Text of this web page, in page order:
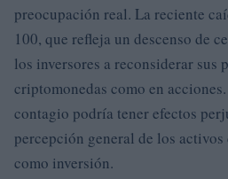
preocupación real. La reciente
100, que refleja un descenso de
los inversores a reconsiderar sus
criptomonedas como en
contagio podría tener efectos
percepción general de los
como inversión.